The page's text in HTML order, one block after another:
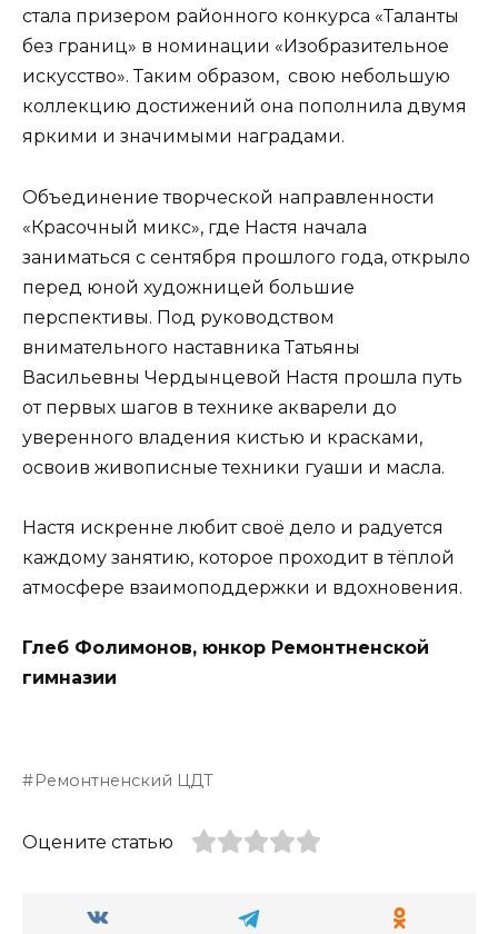
стала призером районного конкурса «Таланты
без границ» в номинации «Изобразительное
искусство». Таким образом, свою небольшую
коллекцию достижений она пополнила двумя
яркими и значимыми наградами.
Объединение творческой направленности
«Красочный микс», где Настя начала
заниматься с сентября прошлого года, открыло
перед юной художницей большие
перспективы. Под руководством
внимательного наставника Татьяны
Васильевны Чердынцевой Настя прошла путь
от первых шагов в технике акварели до
уверенного владения кистью и красками,
освоив живописные техники гуаши и масла.
Настя искренне любит своё дело и радуется
каждому занятию, которое проходит в тёплой
атмосфере взаимоподдержки и вдохновения.
Глеб Фолимонов, юнкор Ремонтненской
гимназии
Ремонтненский ЦДТ
Оцените статью